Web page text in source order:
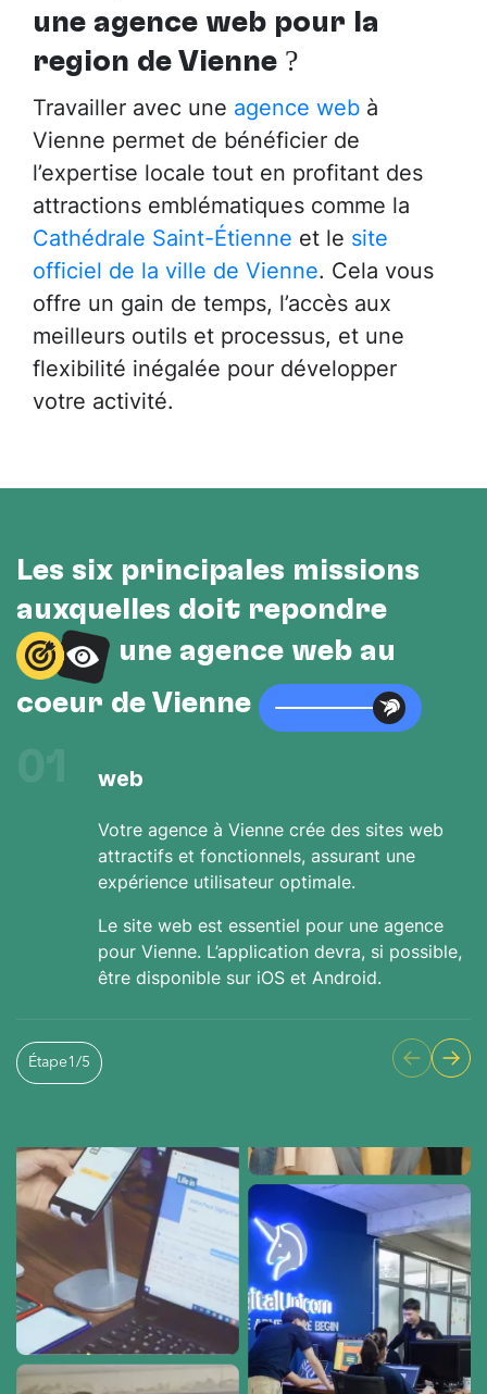
une agence web pour la
région de Vienne ?
Travailler avec une agence web à
Vienne permet de bénéficier de
l’expertise locale tout en profitant des
attractions emblématiques comme la
Cathédrale Saint-Étienne et le site
officiel de la ville de Vienne. Cela vous
offre un gain de temps, l’accès aux
meilleurs outils et processus, et une
flexibilité inégalée pour développer
votre activité.
Les six principales missions
auxquelles doit répondre
une agence web au
cœur de Vienne
web
Votre agence à Vienne crée des sites web
attractifs et fonctionnels, assurant une
expérience utilisateur optimale.
Le site web est essentiel pour une agence
pour Vienne. L’application devra, si possible,
être disponible sur iOS et Android.
Étape1 /5